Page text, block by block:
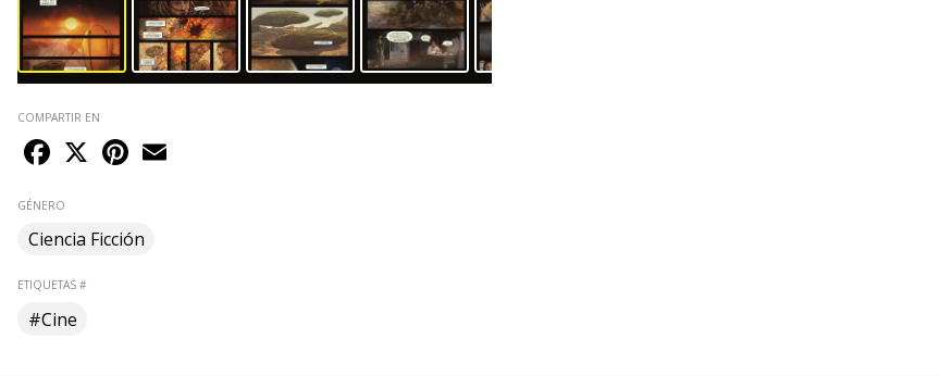
COMPARTIR EN
Facebook
X Pinterest
GÉNERO
Ciencia Ficción
ETIQUETAS #
#Cine